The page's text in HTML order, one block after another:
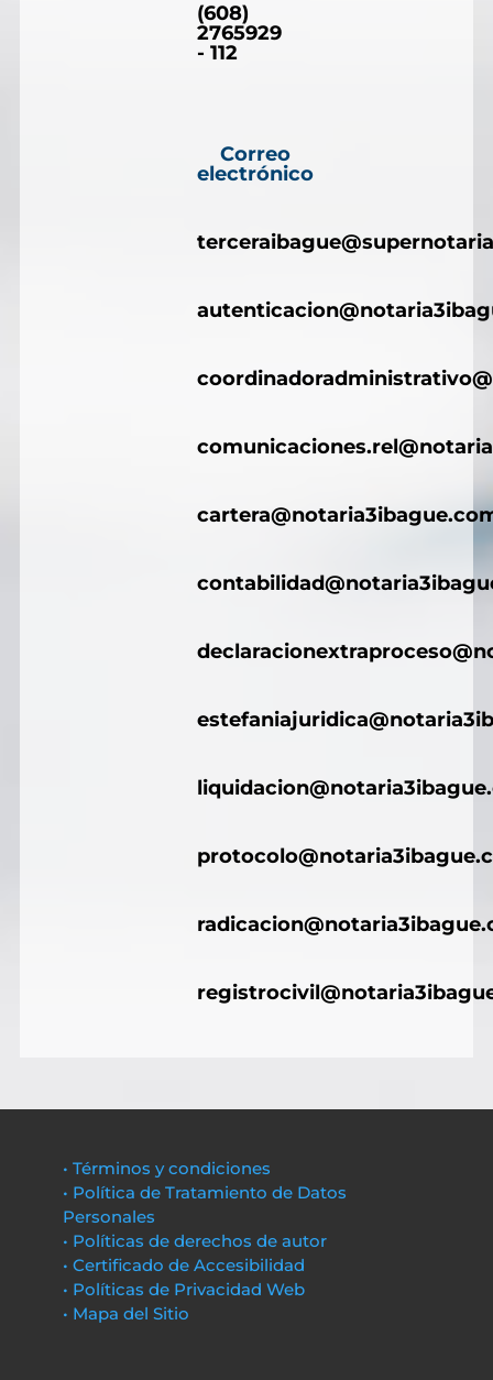
(608)
2765929
- 112
Correo
electrónico
• Términos y condiciones
• Política de Tratamiento de Datos
Personales
• Políticas de derechos de autor
• Certificado de Accesibilidad
• Políticas de Privacidad Web
• Mapa del Sitio